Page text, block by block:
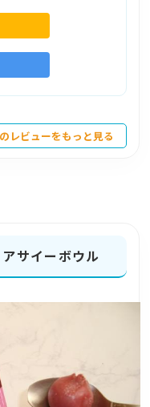
レビューをもっと見る
サイーボウル